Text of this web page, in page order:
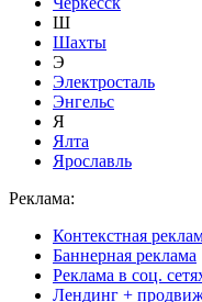
Ш
Шахты
Э
Электросталь
Энгельс
Я
Ялта
Ярославль
Реклама:
Контекстная
Баннерная реклама
Реклама в соц.
Лендинг +